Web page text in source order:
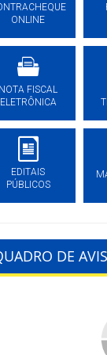
ONLINE
NOTA FISCAL
ELETRÔNICA
EDITAIS
PÚBLICOS
DE